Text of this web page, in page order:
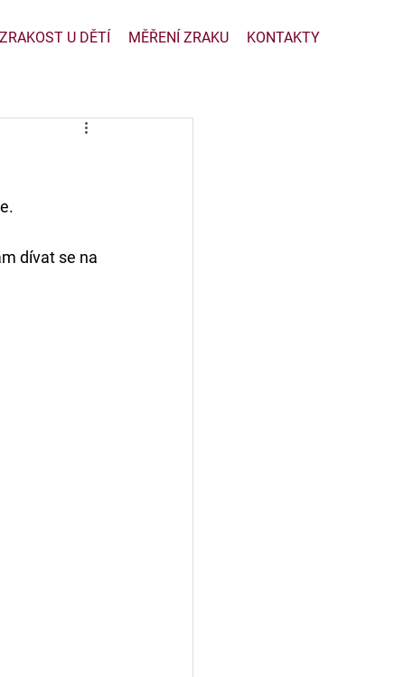
U DĚTÍ MĚŘENÍ ZRAKU KONTAKTY
dívat se na